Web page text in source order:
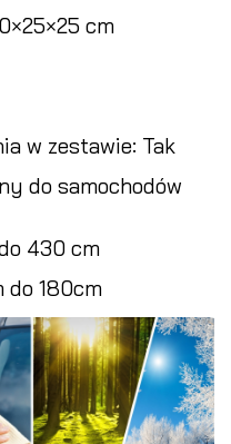
cm
w zestawie: Tak
do samochodów
430 cm
do 180cm